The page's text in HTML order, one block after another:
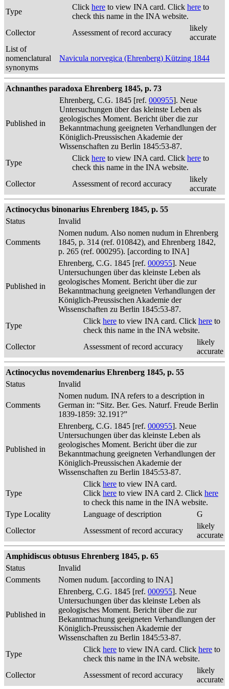
Type
Click here to view INA card. Click here to
check this name in the INA website.
Collector
Assessment of record accuracy
likely
accurate
List of
nomenclatural
synonyms
Navicula norvegica (Ehrenberg) Kützing 1844
Achnanthes paradoxa Ehrenberg 1845, p. 73
Published in
Ehrenberg, C.G. 1845 [ref. 000955]. Neue
Untersuchungen über das kleinste Leben als
geologisches Moment. Bericht über die zur
Bekanntmachung geeigneten Verhandlungen der
Königlich-Preussischen Akademie der
Wissenschaften zu Berlin 1845:53-87.
Type
Click here to view INA card. Click here to
check this name in the INA website.
Collector
Assessment of record accuracy
likely
accurate
Actinocyclus binonarius Ehrenberg 1845, p. 55
Status
Invalid
Comments
Nomen nudum. Also nomen nudum in Ehrenberg
1845, p. 314 (ref. 010842), and Ehrenberg 1842,
p. 265 (ref. 000295). [according to INA]
Published in
Ehrenberg, C.G. 1845 [ref. 000955]. Neue
Untersuchungen über das kleinste Leben als
geologisches Moment. Bericht über die zur
Bekanntmachung geeigneten Verhandlungen der
Königlich-Preussischen Akademie der
Wissenschaften zu Berlin 1845:53-87.
Type
Click here to view INA card. Click here to
check this name in the INA website.
Collector
Assessment of record accuracy
likely
accurate
Actinocyclus novemdenarius Ehrenberg 1845, p. 55
Status
Invalid
Comments
Nomen nudum. INA refers to a description in
German in: “Sitz. Ber. Ges. Naturf. Freude Berlin
1839-1859: 32.191?”
Published in
Ehrenberg, C.G. 1845 [ref. 000955]. Neue
Untersuchungen über das kleinste Leben als
geologisches Moment. Bericht über die zur
Bekanntmachung geeigneten Verhandlungen der
Königlich-Preussischen Akademie der
Wissenschaften zu Berlin 1845:53-87.
Type
Click here to view INA card.
Click here to view INA card 2. Click here
to check this name in the INA website.
Type Locality
Language of description
G
Collector
Assessment of record accuracy
likely
accurate
Amphidiscus obtusus Ehrenberg 1845, p. 65
Status
Invalid
Comments
Nomen nudum. [according to INA]
Published in
Ehrenberg, C.G. 1845 [ref. 000955]. Neue
Untersuchungen über das kleinste Leben als
geologisches Moment. Bericht über die zur
Bekanntmachung geeigneten Verhandlungen der
Königlich-Preussischen Akademie der
Wissenschaften zu Berlin 1845:53-87.
Type
Click here to view INA card. Click here to
check this name in the INA website.
Collector
Assessment of record accuracy
likely
accurate